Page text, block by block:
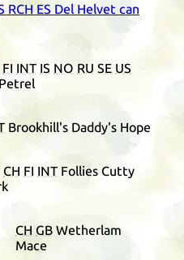
RCH ES Del Helvet can
FI INT IS NO RU SE US
Brookhill's Daddy's Hope
CH FI INT Follies Cutty
CH GB Wetherlam
Mace